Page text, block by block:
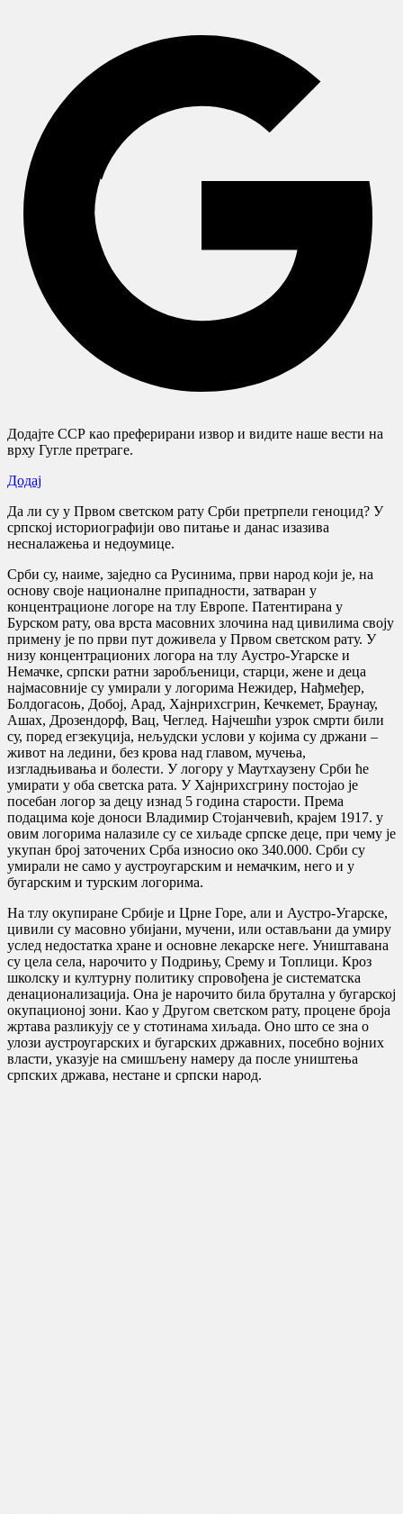
Додајте ССР као преферирани извор и видите наше вести на
врху Гугле претраге.
Додај
Да ли су у Првом светском рату Срби претрпели геноцид? У
српској историографији ово питање и данас изазива
несналажења и недоумице.
Срби су, наиме, заједно са Русинима, први народ који је, на
основу своје националне припадности, затваран у
концентрационе логоре на тлу Европе. Патентирана у
Бурском рату, ова врста масовних злочина над цивилима своју
примену је по први пут доживела у Првом светском рату. У
низу концентрационих логора на тлу Аустро-Угарске и
Немачке, српски ратни заробљеници, старци, жене и деца
најмасовније су умирали у логорима Нежидер, Нађмеђер,
Болдогасоњ, Добој, Арад, Хајнрихсгрин, Кечкемет, Браунау,
Ашах, Дрозендорф, Вац, Чеглед. Најчешћи узрок смрти били
су, поред егзекуција, нељудски услови у којима су држани –
живот на ледини, без крова над главом, мучења,
изгладњивања и болести. У логору у Маутхаузену Срби ће
умирати у оба светска рата. У Хајнрихсгрину постојао је
посебан логор за децу изнад 5 година старости. Према
подацима које доноси Владимир Стојанчевић, крајем 1917. у
овим логорима налазиле су се хиљаде српске деце, при чему је
укупан број заточених Срба износио око 340.000. Срби су
умирали не само у аустроугарским и немачким, него и у
бугарским и турским логорима.
На тлу окупиране Србије и Црне Горе, али и Аустро-Угарске,
цивили су масовно убијани, мучени, или остављани да умиру
услед недостатка хране и основне лекарске неге. Уништавана
су цела села, нарочито у Подрињу, Срему и Топлици. Кроз
школску и културну политику спровођена је систематска
денационализација. Она је нарочито била брутална у бугарској
окупационој зони. Као у Другом светском рату, процене броја
жртава разликују се у стотинама хиљада. Оно што се зна о
улози аустроугарских и бугарских државних, посебно војних
власти, указује на смишљену намеру да после уништења
српских држава, нестане и српски народ.